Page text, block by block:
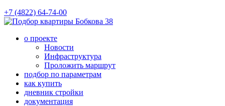
+7 (4822) 64-74-00
Бобкова 38
о проекте
Новости
Инфраструктура
Проложить маршрут
подбор по параметрам
как купить
дневник стройки
документация